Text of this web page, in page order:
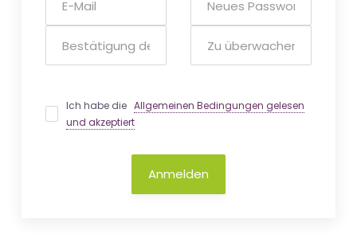
Ich habe dieAllgemeinen Bedingungen gelesen
und akzeptiert
Anmelden